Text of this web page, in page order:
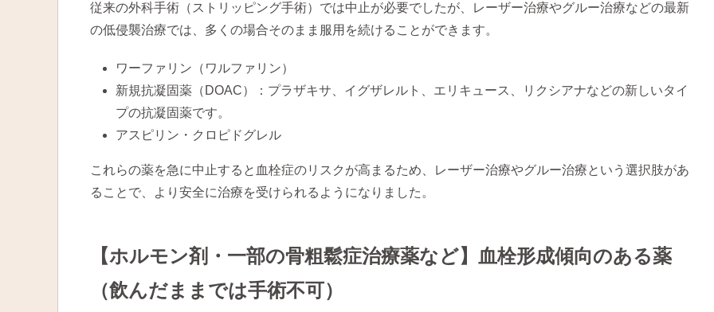
従来の外科手術（ストリッピング手術）では中止が必要でしたが、レーザー治療やグルー治療などの最新
の低侵襲治療では、多くの場合そのまま服用を続けることができます。
ワーファリン（ワルファリン）
新規抗凝固薬（DOAC）：プラザキサ、イグザレルト、エリキュース、リクシアナなどの新しいタイ
プの抗凝固薬です。
アスピリン・クロピドグレル
これらの薬を急に中止すると血栓症のリスクが高まるため、レーザー治療やグルー治療という選択肢があ
ることで、より安全に治療を受けられるようになりました。
【ホルモン剤・一部の骨粗鬆症治療薬など】血栓形成傾向のある薬
（飲んだままでは手術不可）